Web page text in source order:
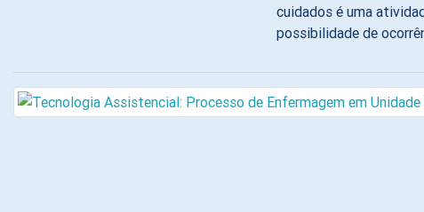
cuidados é uma
possibilidade de